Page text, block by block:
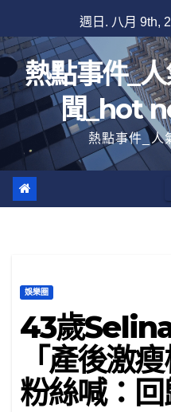
至
內
容
週日. 八月 9th,
熱點事件_
聞_hot
熱點事件_人
娛樂圈
43歲
「產後激
粉絲喊：